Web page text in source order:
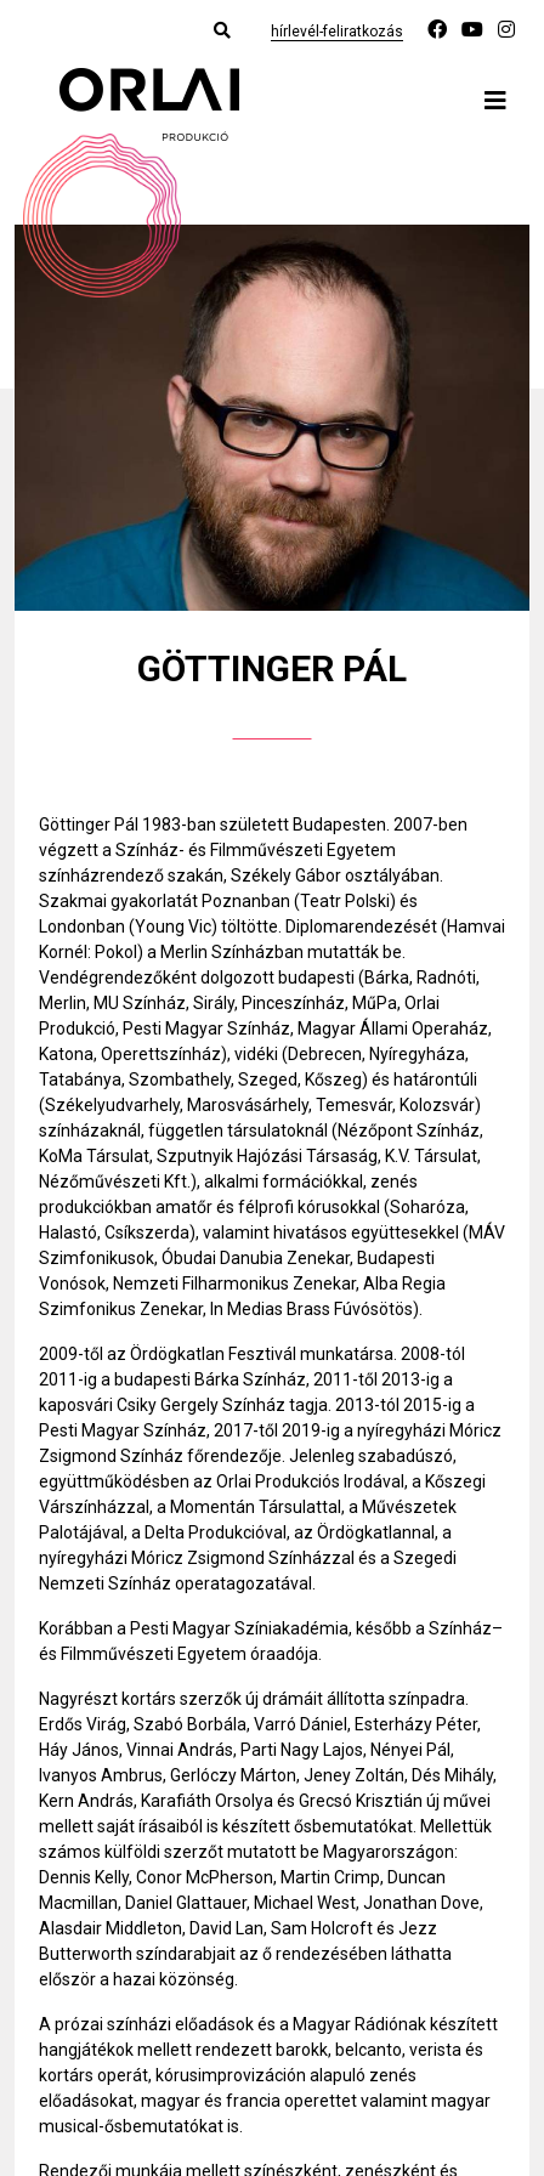
hírlevél-feliratkozás
GÖTTINGER PÁL
Göttinger Pál 1983-ban született Budapesten. 2007-ben
végzett a Színház- és Filmművészeti Egyetem
színházrendező szakán, Székely Gábor osztályában.
Szakmai gyakorlatát Poznanban (Teatr Polski) és
Londonban (Young Vic) töltötte. Diplomarendezését (Hamvai
Kornél: Pokol) a Merlin Színházban mutatták be.
Vendégrendezőként dolgozott budapesti (Bárka, Radnóti,
Merlin, MU Színház, Sirály, Pinceszínház, MűPa, Orlai
Produkció, Pesti Magyar Színház, Magyar Állami Operaház,
Katona, Operettszínház), vidéki (Debrecen, Nyíregyháza,
Tatabánya, Szombathely, Szeged, Kőszeg) és határontúli
(Székelyudvarhely, Marosvásárhely, Temesvár, Kolozsvár)
színházaknál, független társulatoknál (Nézőpont Színház,
KoMa Társulat, Szputnyik Hajózási Társaság, K.V. Társulat,
Nézőművészeti Kft.), alkalmi formációkkal, zenés
produkciókban amatőr és félprofi kórusokkal (Soharóza,
Halastó, Csíkszerda), valamint hivatásos együttesekkel (MÁV
Szimfonikusok, Óbudai Danubia Zenekar, Budapesti
Vonósok, Nemzeti Filharmonikus Zenekar, Alba Regia
Szimfonikus Zenekar, In Medias Brass Fúvósötös).
2009-től az Ördögkatlan Fesztivál munkatársa. 2008-tól
2011-ig a budapesti Bárka Színház, 2011-től 2013-ig a
kaposvári Csiky Gergely Színház tagja. 2013-tól 2015-ig a
Pesti Magyar Színház, 2017-től 2019-ig a nyíregyházi Móricz
Zsigmond Színház főrendezője. Jelenleg szabadúszó,
együttműködésben az Orlai Produkciós Irodával, a Kőszegi
Várszínházzal, a Momentán Társulattal, a Művészetek
Palotájával, a Delta Produkcióval, az Ördögkatlannal, a
nyíregyházi Móricz Zsigmond Színházzal és a Szegedi
Nemzeti Színház operatagozatával.
Korábban a Pesti Magyar Színiakadémia, később a Színház–
és Filmművészeti Egyetem óraadója.
Nagyrészt kortárs szerzők új drámáit állította színpadra.
Erdős Virág, Szabó Borbála, Varró Dániel, Esterházy Péter,
Háy János, Vinnai András, Parti Nagy Lajos, Nényei Pál,
Ivanyos Ambrus, Gerlóczy Márton, Jeney Zoltán, Dés Mihály,
Kern András, Karafiáth Orsolya és Grecsó Krisztián új művei
mellett saját írásaiból is készített ősbemutatókat. Mellettük
számos külföldi szerzőt mutatott be Magyarországon:
Dennis Kelly, Conor McPherson, Martin Crimp, Duncan
Macmillan, Daniel Glattauer, Michael West, Jonathan Dove,
Alasdair Middleton, David Lan, Sam Holcroft és Jezz
Butterworth színdarabjait az ő rendezésében láthatta
először a hazai közönség.
A prózai színházi előadások és a Magyar Rádiónak készített
hangjátékok mellett rendezett barokk, belcanto, verista és
kortárs operát, kórusimprovizáción alapuló zenés
előadásokat, magyar és francia operettet valamint magyar
musical-ősbemutatókat is.
Rendezői munkája mellett színészként, zenészként és